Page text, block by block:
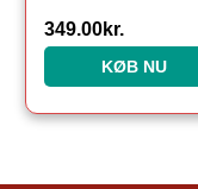
349.00kr.
KØB NU